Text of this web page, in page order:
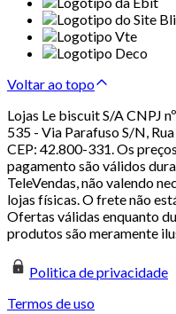
Voltar ao topo
Lojas Le biscuit S/A CNPJ
535 - Via Parafuso S/N,
CEP: 42.800-331. Os
pagamento são válidos
TeleVendas, não valendo
lojas físicas. O frete não
Ofertas válidas enquanto
produtos são meramente
Politica de privacidade
Termos de uso